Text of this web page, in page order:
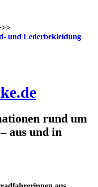
rund um
aus und in